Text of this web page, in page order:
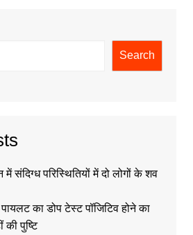
Search
संदिग्ध परिस्थितियों में दो लोगों के शव
का डोप टेस्ट पॉजिटिव होने का
की पुष्टि